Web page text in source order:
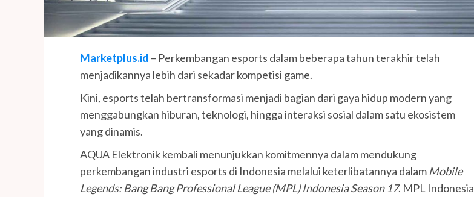
Marketplus.id – Perkembangan esports dalam beberapa tahun terakhir telah
menjadikannya lebih dari sekadar kompetisi game.
Kini, esports telah bertransformasi menjadi bagian dari gaya hidup modern yang
menggabungkan hiburan, teknologi, hingga interaksi sosial dalam satu ekosistem
yang dinamis.
AQUA Elektronik kembali menunjukkan komitmennya dalam mendukung
perkembangan industri esports di Indonesia melalui keterlibatannya dalam Mobile
Legends: Bang Bang Professional League (MPL) Indonesia Season 17. MPL Indonesia